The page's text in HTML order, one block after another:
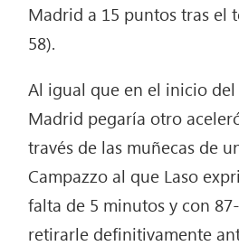
Madrid a 15 puntos tras el
58).
Al igual que en el inicio
Madrid pegaría otro
través de las muñecas de
Campazzo al que Laso
falta de 5 minutos y con
retirarle definitivamente